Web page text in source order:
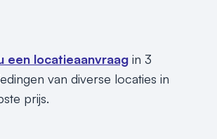
een locatieaanvraag in 3
van diverse locaties in
prijs.